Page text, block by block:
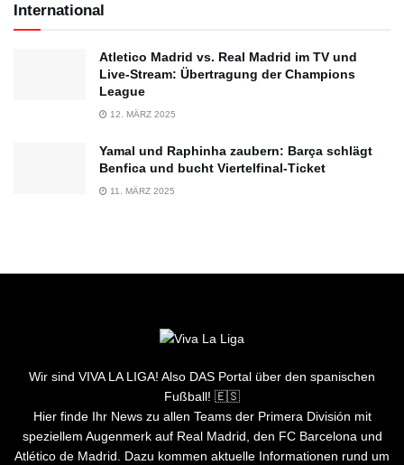
International
Atletico Madrid vs. Real Madrid im TV und
Live-Stream: Übertragung der Champions
League
12. MÄRZ 2025
Yamal und Raphinha zaubern: Barça schlägt
Benfica und bucht Viertelfinal-Ticket
11. MÄRZ 2025
Wir sind VIVA LA LIGA! Also DAS Portal über den spanischen
Fußball! 🇪🇸
Hier finde Ihr News zu allen Teams der Primera División mit
speziellem Augenmerk auf Real Madrid, den FC Barcelona und
Atlético de Madrid. Dazu kommen aktuelle Informationen rund um